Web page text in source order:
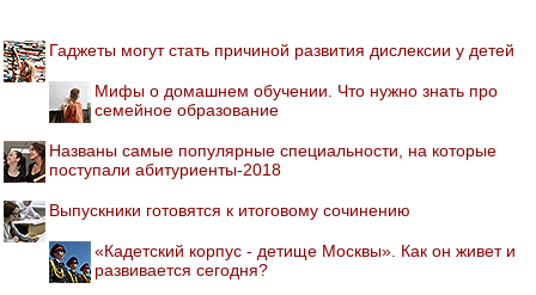
Гаджеты могут стать причиной развития дислексии у детей
Мифы о домашнем обучении. Что нужно знать про
семейное образование
Названы самые популярные специальности, на которые
поступали абитуриенты-2018
Выпускники готовятся к итоговому сочинению
«Кадетский корпус - детище Москвы». Как он живет и
развивается сегодня?